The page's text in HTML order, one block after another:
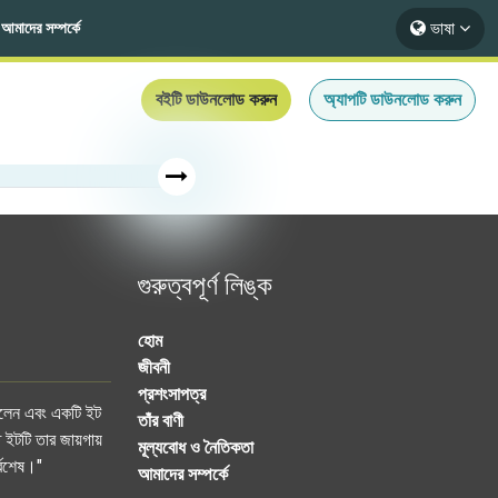
আমাদের সম্পর্কে ভাষা
বইটি ডাউনলোড করুন অ্যাপটি ডাউনলোড করুন
এবং একটি ইট
তার জায়গায়
গুরুত্বপূর্ণ লিঙ্ক
হোম
জীবনী
প্রশংসাপত্র
তাঁর বাণী
মূল্যবোধ ও নৈতিকতা
আমাদের সম্পর্কে